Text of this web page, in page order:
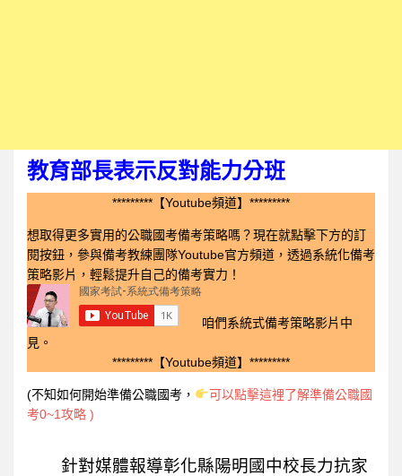
教育部長表示反對能力分班
*********【Youtube頻道】*********
想取得更多實用的公職國考備考策略嗎？現在就點擊下方的訂
閱按鈕，參與備考教練團隊Youtube官方頻道，透過系統化備考
策略影片，輕鬆提升自己的備考實力！
咱們系統式備考策略影片中
見。
*********【Youtube頻道】*********
(不知如何開始準備公職國考，
可以點擊這裡了解準備公職國
考0~1攻略 )
針對媒體報導彰化縣陽明國中校長力抗家